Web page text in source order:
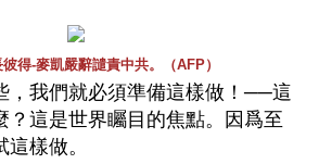
得-麥凱嚴辭譴責中共。（AFP）
，我們就必須準備這樣做！──這
？這是世界矚目的焦點。因爲至
樣做。